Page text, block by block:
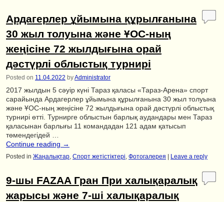
Ардагерлер ұйымына құрылғанына
30 жыл толуына және ҰОС-ның
жеңісіне 72 жылдығына орай
дәстүрлі облыстық турнирі
Posted on 11.04.2022 byAdministrator
2017 жылдын 5 сәуір күні Тараз қаласы «Тараз-Арена» спорт
сарайында Ардагерлер ұйымына құрылғанына 30 жыл толуына
және ҰОС-ның жеңісіне 72 жылдығына орай дәстүрлі облыстық
турнирі өтті. Турнирге облыстын барлық аудандары мен Тараз
қаласынан барлығы 11 командадан 121 адам қатысып
төмендегідей …
Continue reading →
Posted in Жаңалықтар, Спорт жетістіктері, Фотогалерея Leave a reply
9-шы FAZAA Гран При халықаралық
жарысы және 7-ші халықаралық